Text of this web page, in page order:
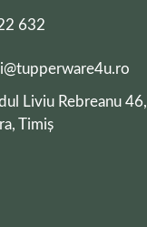
632
Liviu Rebreanu 46,
Timiș